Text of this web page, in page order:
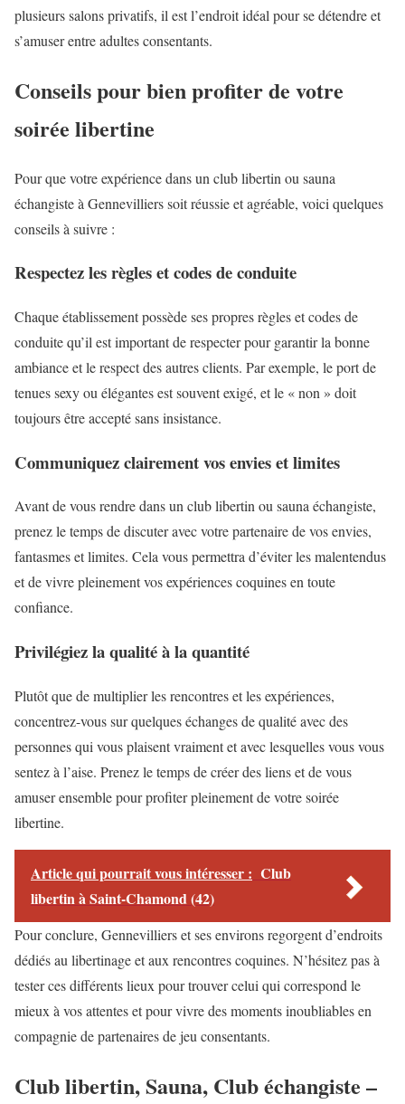
plusieurs salons privatifs, il est l’endroit idéal pour se détendre et
s’amuser entre adultes consentants.
Conseils pour bien profiter de votre
soirée libertine
Pour que votre expérience dans un club libertin ou sauna
échangiste à Gennevilliers soit réussie et agréable, voici quelques
conseils à suivre :
Respectez les règles et codes de conduite
Chaque établissement possède ses propres règles et codes de
conduite qu’il est important de respecter pour garantir la bonne
ambiance et le respect des autres clients. Par exemple, le port de
tenues sexy ou élégantes est souvent exigé, et le « non » doit
toujours être accepté sans insistance.
Communiquez clairement vos envies et limites
Avant de vous rendre dans un club libertin ou sauna échangiste,
prenez le temps de discuter avec votre partenaire de vos envies,
fantasmes et limites. Cela vous permettra d’éviter les malentendus
et de vivre pleinement vos expériences coquines en toute
confiance.
Privilégiez la qualité à la quantité
Plutôt que de multiplier les rencontres et les expériences,
concentrez-vous sur quelques échanges de qualité avec des
personnes qui vous plaisent vraiment et avec lesquelles vous vous
sentez à l’aise. Prenez le temps de créer des liens et de vous
amuser ensemble pour profiter pleinement de votre soirée
libertine.
Article qui pourrait vous intéresser : Club
libertin à Saint-Chamond (42)
Pour conclure, Gennevilliers et ses environs regorgent d’endroits
dédiés au libertinage et aux rencontres coquines. N’hésitez pas à
tester ces différents lieux pour trouver celui qui correspond le
mieux à vos attentes et pour vivre des moments inoubliables en
compagnie de partenaires de jeu consentants.
Club libertin, Sauna, Club échangiste –